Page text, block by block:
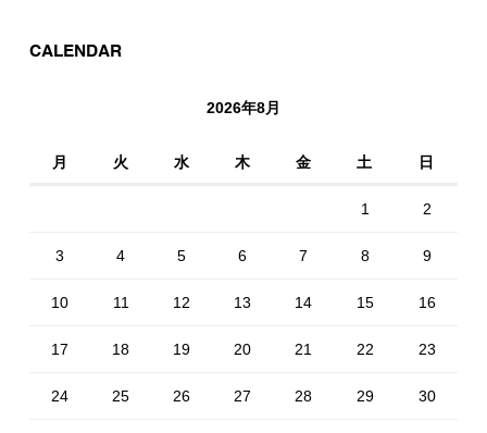
CALENDAR
2026年8月
月 火 水 木 金 土 日
1 2
3 4 5 6 7 8 9
10 11 12 13 14 15 16
17 18 19 20 21 22 23
24 25 26 27 28 29 30